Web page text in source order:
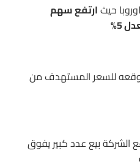
حيثارتفع سهم
5%
للسعر المستهدف من
الشركة بيع عدد كبير يفوق